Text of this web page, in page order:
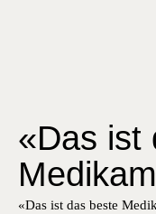
«Das ist
«Das ist das beste